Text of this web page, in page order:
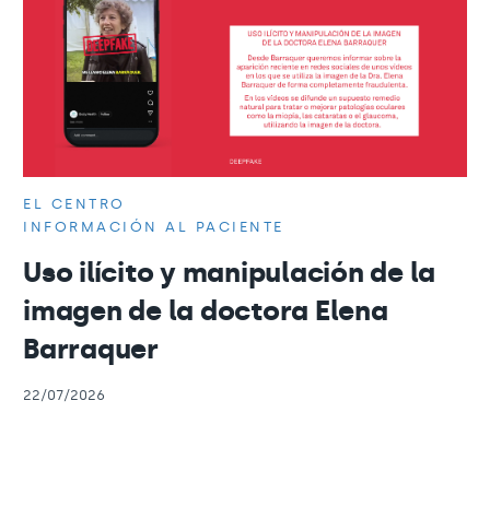
EL CENTRO
INFORMACIÓN AL PACIENTE
Uso ilícito y manipulación de la
imagen de la doctora Elena
Barraquer
22/07/2026